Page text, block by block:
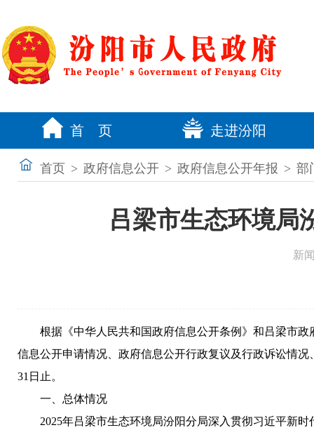
首 页 走进汾阳
首页 > 政府信息公开 > 政府信息公开年报 > 部
吕梁市生态环境局
新
根据《中华人民共和国政府信息公开条例》和吕梁市
信息公开申请情况、政府信息公开行政复议及行政诉讼情
31日止。
一、总体情况
2025年吕梁市生态环境局汾阳分局深入贯彻习近平新